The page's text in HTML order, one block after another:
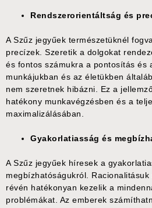
Rendszerorientáltság és
A Szűz jegyűek természetüknél
precízek. Szeretik a dolgokat
és fontos számukra a pontosítás és
munkájukban és az életükben
nem szeretnek hibázni. Ez a
hatékony munkavégzésben és a
maximalizálásában.
Gyakorlatiasság és
A Szűz jegyűek híresek a
megbízhatóságukról.
révén hatékonyan kezelik a
problémákat. Az emberek